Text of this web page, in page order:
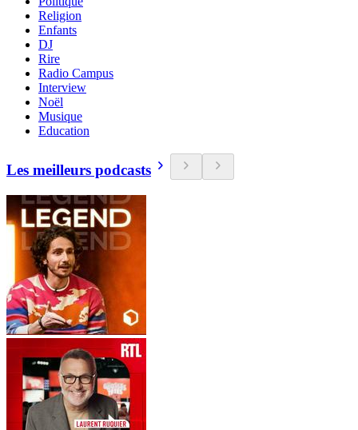
Religion
Enfants
DJ
Rire
Radio Campus
Interview
Noël
Musique
Education
Les meilleurs podcasts